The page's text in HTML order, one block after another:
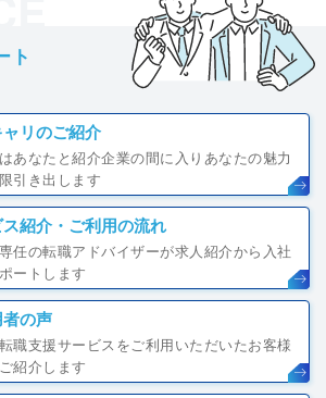
ト
リのご紹介
あなたと紹介企業の間に入りあなたの魅力
引き出します
紹介・ご利用の流れ
任の転職アドバイザーが求人紹介から入社
ートします
の声
職支援サービスをご利用いただいたお客様
紹介します